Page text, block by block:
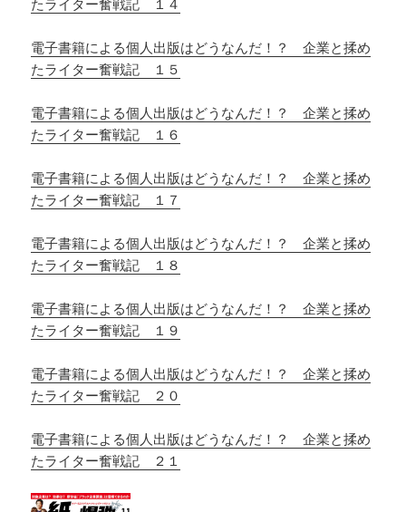
たライター奮戦記 １４
電子書籍による個人出版はどうなんだ！？ 企業と揉め
たライター奮戦記 １５
電子書籍による個人出版はどうなんだ！？ 企業と揉め
たライター奮戦記 １６
電子書籍による個人出版はどうなんだ！？ 企業と揉め
たライター奮戦記 １７
電子書籍による個人出版はどうなんだ！？ 企業と揉め
たライター奮戦記 １８
電子書籍による個人出版はどうなんだ！？ 企業と揉め
たライター奮戦記 １９
電子書籍による個人出版はどうなんだ！？ 企業と揉め
たライター奮戦記 ２０
電子書籍による個人出版はどうなんだ！？ 企業と揉め
たライター奮戦記 ２１